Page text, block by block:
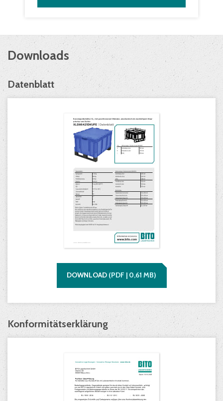
Downloads
Datenblatt
DOWNLOAD (PDF | 0,61 MB)
Konformitätserklärung